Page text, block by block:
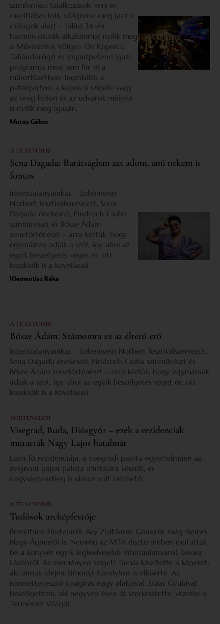
szimfonikus találkozások, vers és
mezítlábas folk, világzene meg jazz a
csillagok alatt – július 24-én
harmincötödik alkalommal nyílik meg
a Művészetek Völgye. De Kapolcs,
Taliándörögd és Vigántpetend igazi
programja most sem fér el a
műsorfüzetben: leginkább a
patakparton, a kapolcsi szigete vagy
az öreg hídon és az udvarok mélyén
is nyílik meg igazán.
Muray Gábor
A TE SZTORID
Sena Dagadu: Barátságban azt adom, ami nekem is
fontos
Interjúalanyainkat – Lobenwein
Norbert fesztiválszervezőt, Sena
Dagadu énekesnő, Pindroch Csaba
színművészt és Bősze Ádám
zenetörténészt – arra kértük, hogy
egymásnak adják a szót, így ahol az
egyik beszélgetés véget ér, ott
kezdődik is a következő.
Klementisz Réka
A TE SZTORID
Bősze Ádám: Számomra ez az éltető erő
Interjúalanyainkat – Lobenwein Norbert fesztiválszervezőt,
Sena Dagadu énekesnő, Pindroch Csaba színművészt és
Bősze Ádám zenetörténészt – arra kértük, hogy egymásnak
adják a szót, így ahol az egyik beszélgetés véget ér, ott
kezdődik is a következő.
TÖRTÉNELEM
Visegrád, Buda, Diósgyőr – ezek a rezidenciák
mutatták Nagy Lajos hatalmát
Lajos fő rezidenciája, a visegrádi palota egyértelműen az
avignoni pápai palota mintájára készült, és
nagyságrendileg is ahhoz volt mérhető.
A TE SZTORID
Tudósok arcképfestője
Beszéltünk Einsteinről, Bay Zoltánról, Gaussról, még Nemes
Nagy Ágnesről is. Nemrég az MTA dísztermében mutatták
be a könyvét egyik legkedvesebb interjúalanyáról, Lovász
Lászlóról. Az eseményen Szigeti Tamás készítette a képeket,
aki annak idején Simonyi Károlyhoz is elkísérte. Az
ismeretterjesztő újságírás nagy alakjával, Staar Gyulával
beszélgettem, aki negyven éven át szerkesztette, vezette a
Természet Világát.